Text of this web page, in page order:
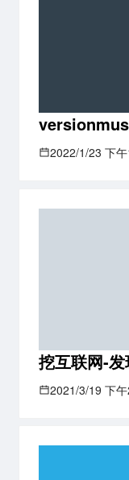
2022/1/23 下
挖互联网-
2021/3/19 下